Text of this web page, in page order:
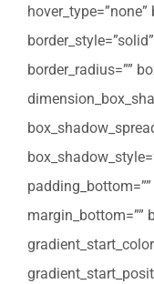
hover_type=”none”
border_radius=””
margin_bottom=””